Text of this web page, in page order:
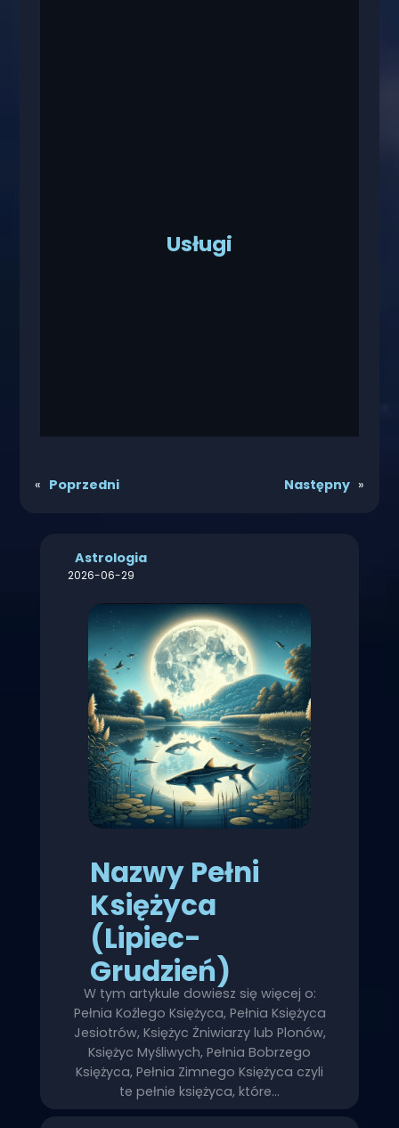
Usługi
« Poprzedni Następny »
Astrologia
2026-06-29
Nazwy Pełni
Księżyca
(Lipiec-
Grudzień)
W tym artykule dowiesz się więcej o:
Pełnia Koźlego Księżyca, Pełnia Księżyca
Jesiotrów, Księżyc Żniwiarzy lub Plonów,
Księżyc Myśliwych, Pełnia Bobrzego
Księżyca, Pełnia Zimnego Księżyca czyli
te pełnie księżyca, które…